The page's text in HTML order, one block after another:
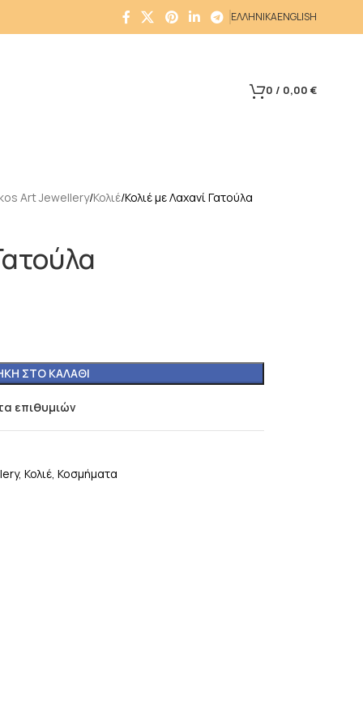
ΕΛΛΗΝΙΚΑENGLISH
0 / 0,00 €
Art Jewellery Κολιέ Κολιέ με Λαχανί Γατούλα
ΣΤΟ ΚΑΛΆΘΙ
επιθυμιών
, Κολιέ, Κοσμήματα